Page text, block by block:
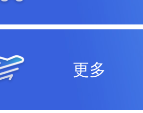
更多